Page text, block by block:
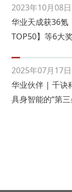
2023年10月08日
华业天成获36氪
TOP50】等6大
2025年07月17日
华业伙伴 | 千诀
具身智能的“第